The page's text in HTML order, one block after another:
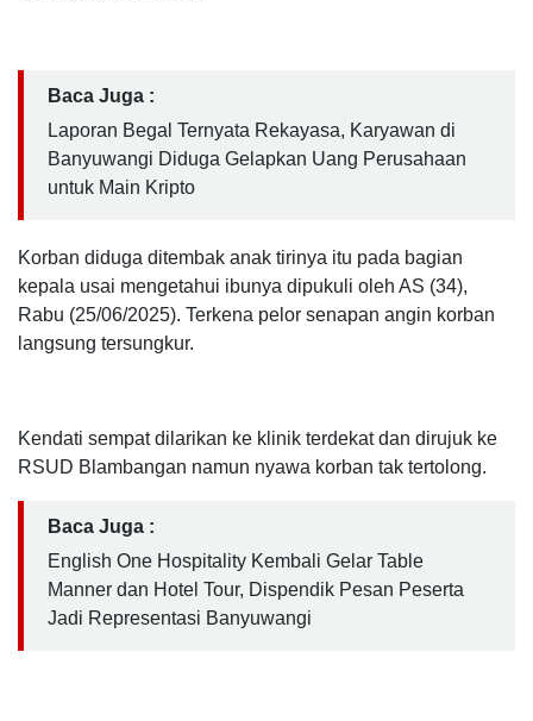
Baca Juga :
Laporan Begal Ternyata Rekayasa, Karyawan di
Banyuwangi Diduga Gelapkan Uang Perusahaan
untuk Main Kripto
Korban diduga ditembak anak tirinya itu pada bagian
kepala usai mengetahui ibunya dipukuli oleh AS (34),
Rabu (25/06/2025). Terkena pelor senapan angin korban
langsung tersungkur.
Kendati sempat dilarikan ke klinik terdekat dan dirujuk ke
RSUD Blambangan namun nyawa korban tak tertolong.
Baca Juga :
English One Hospitality Kembali Gelar Table
Manner dan Hotel Tour, Dispendik Pesan Peserta
Jadi Representasi Banyuwangi